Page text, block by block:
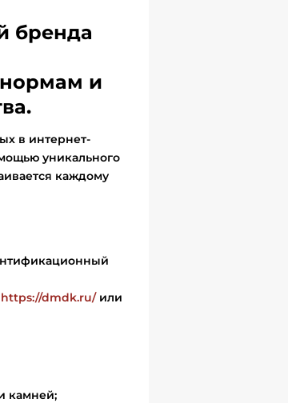
бренда
нормам и
в интернет-
уникального
каждому
https://dmdk.ru/или
камней;